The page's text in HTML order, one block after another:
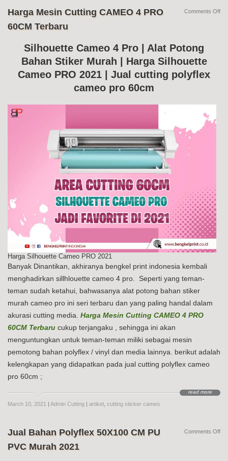
Harga Mesin Cutting CAMEO 4 PRO
60CM Terbaru
Silhouette Cameo 4 Pro | Alat Potong
Bahan Stiker Murah | Harga Silhouette
Cameo PRO 2021 | Jual cutting polyflex
cameo pro 60cm
Harga Silhouette Cameo PRO 2021
Banyak Dinantikan, akhiranya bengkel print indonesia kembali
menghadirkan sillhlouette cameo 4 pro. Seperti yang teman-
teman sudah ketahui, bahwasanya alat potong bahan stiker
murah cameo pro ini seri terbaru dan yang paling handal dalam
akurasi cutting media. Harga Mesin Cutting CAMEO 4 PRO
60CM Terbaru cukup terjangaku , sehingga ini akan
menguntungkan untuk teman-teman miliki sebagai mesin
pemotong bahan polyflex / vinyl dan media lainnya. berikut adalah
kelengkapan yang didapatkan pada jual cutting polyflex cameo
pro 60cm ;
read more
March 10, 2021 | Admin Cutting | artikel cutting sticker cameo
Comments Offon
Jual Bahan Polyflex 50X100 CM PU
PVC Murah 2021
Comments Offon